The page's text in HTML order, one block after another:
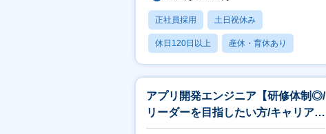
正社員採用 土日祝休み
休日120日以上 産休・育休あり
月残業20時間以内
アプリ開発エンジニア【研修体制◎/
リーダーを目指したい方/キャリアア
ップ◎／残業月平均5.5H】